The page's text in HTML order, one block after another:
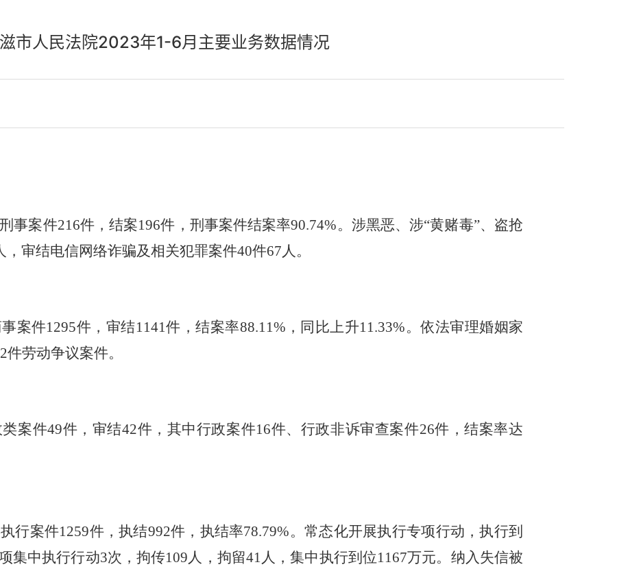
市人民法院2023年1-6月主要业务数据情况
事案件216件，结案196件，刑事案件结案率90.74%。 涉黑恶、涉“黄赌毒”、盗抢
， 审结电信网络诈骗及相关犯罪案件40件67人。
案件1295件，审结1141件，结案率88.11%，同比上升11.33%。依法审理婚姻家
劳动争议案件。
案件49件，审结42件，其中行政案件16件、行政非诉审查案件26件，结案率达
行案件1259件，执结992件，执结率78.79%。常态化开展执行专项行动，执行到
集中执行行动3次，拘传109人，拘留41人，集中执行到位1167万元。纳入失信被